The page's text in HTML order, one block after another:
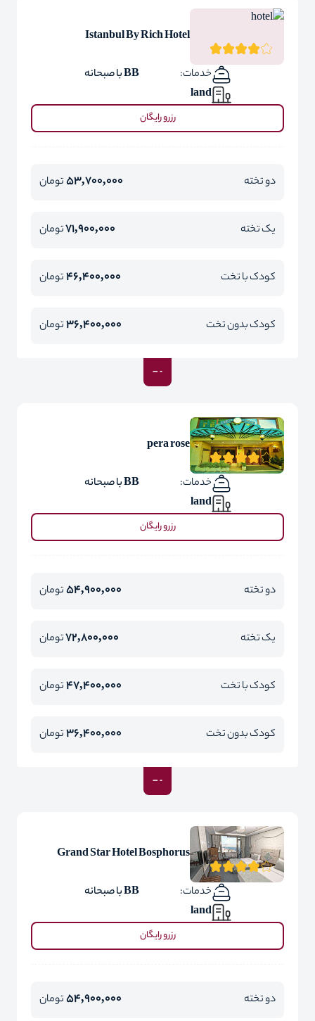
Istanbul By Rich Hotel
خدمات:
BB با صبحانه
land
رزرو رایگان
دو تخته 53,700,000تومان
یک تخته 71,900,000تومان
کودک با تخت 46,400,000تومان
کودک بدون تخت 36,400,000تومان
pera rose
خدمات:
BB با صبحانه
land
رزرو رایگان
دو تخته 54,900,000تومان
یک تخته 72,800,000تومان
کودک با تخت 47,400,000تومان
کودک بدون تخت 36,400,000تومان
Grand Star Hotel Bosphorus
خدمات:
BB با صبحانه
land
رزرو رایگان
دو تخته 54,900,000تومان